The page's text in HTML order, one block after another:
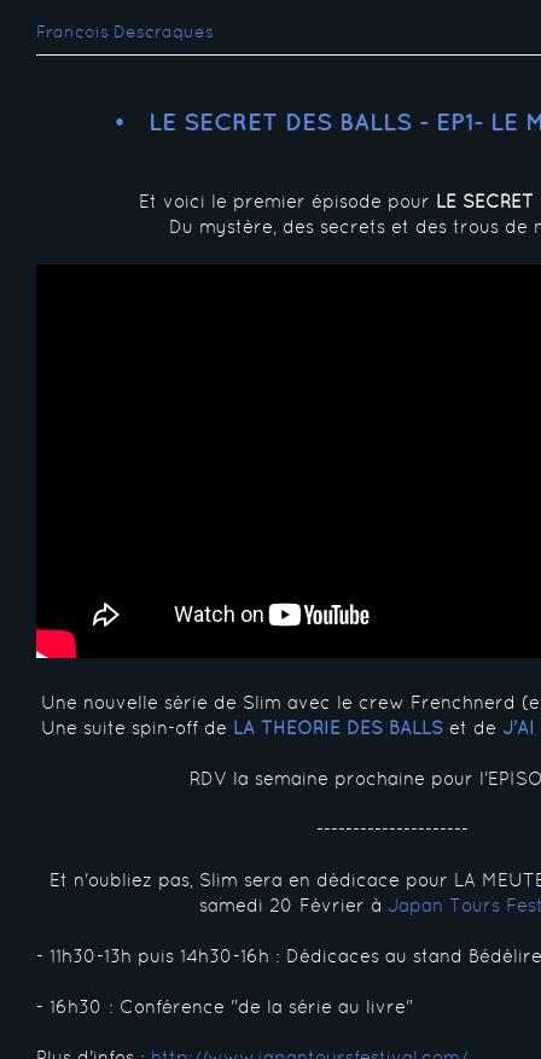
Francois Descraques
LE SECRET DES BALLS - EP1- LE
Et voici le premier épisode pour LE SECRET
Du mystère, des secrets et des trous de
Une nouvelle série de Slim avec le crew Frenchnerd
Une suite spin-off de LA THEORIE DES BALLS et de J'AI
RDV la semaine prochaine pour
---------------------
Et n'oubliez pas, Slim sera en dédicace pour LA
samedi 20 Février à Japan Tours
- 11h30-13h puis 14h30-16h : Dédicaces au stand Bédélire
- 16h30 : Conférence "de la série au livre"